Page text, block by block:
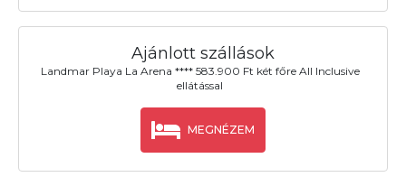
Ajánlott szállások
Landmar Playa La Arena **** 583.900 Ft két főre All Inclusive
ellátással
MEGNÉZEM